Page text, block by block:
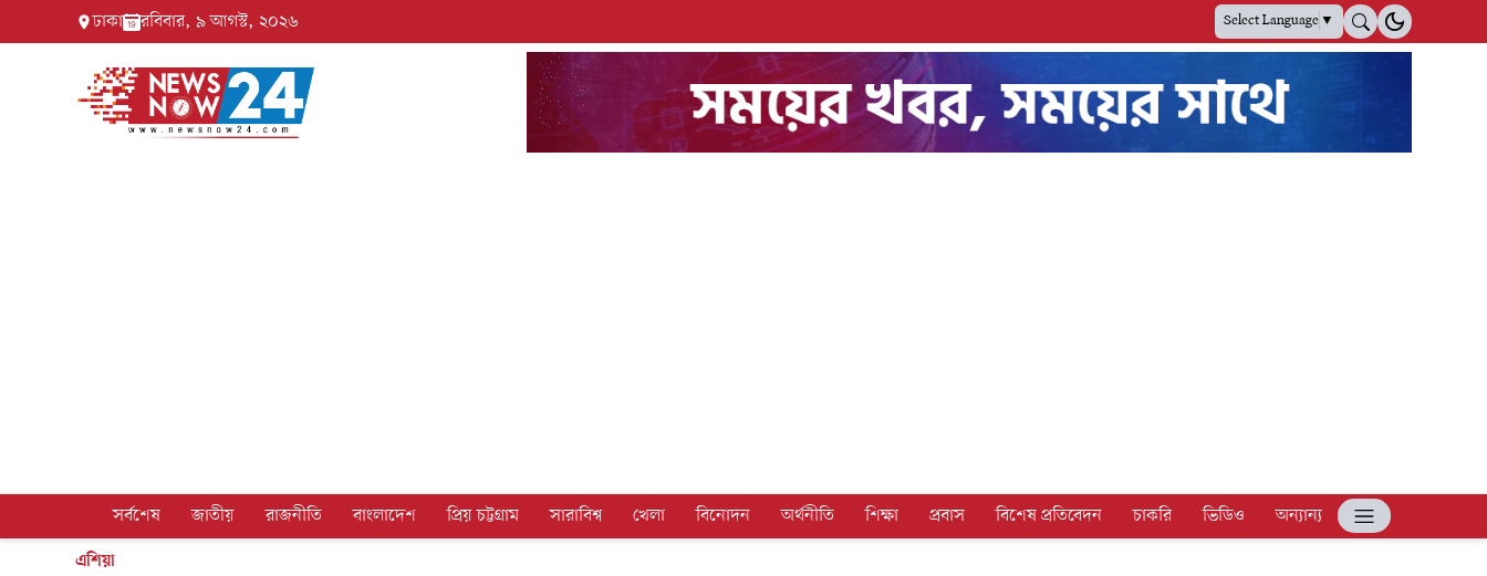
ঢাকা রবিবার, ৯ আগস্ট, ২০২৬ Select Language▼
সর্বশেষ জাতীয় রাজনীতি বাংলাদেশ প্রিয় চট্টগ্রাম সারাবিশ্ব খেলা বিনোদন অর্থনীতি শিক্ষা প্রবাস বিশেষ প্রতিবেদন চাকরি ভিডিও
অন্যান্য
এশিয়া